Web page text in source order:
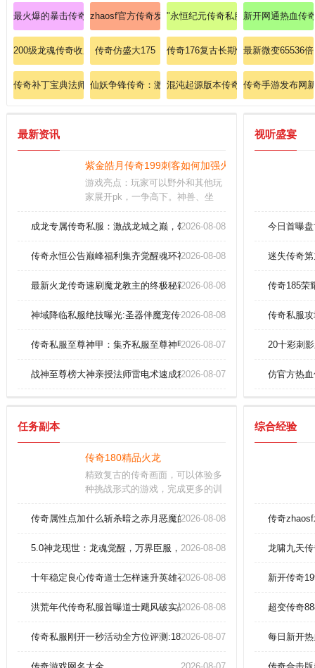
最火爆的暴击传奇sf导航站：全网首发，汇聚传奇巅峰圣地！
zhaosf官方传奇发布网"永恒纪元传奇私服：征战永恒纪元
新开网通热血传
200级龙魂传奇收服幽冥玄龙的独家攻略！
传奇仿盛大175 传奇176复古长期快速思考法师英雄
最新微变65536
传奇补丁宝典法师篇：冰咆哮进阶，冻结天地万物！
仙妖争锋传奇：激战私服中的仙妖终极对决！
混沌起源版本传奇：融合起源之力
传奇手游发布网
最新资讯
紫金皓月传奇199刺客如何加强火焰冰！
游戏亮点：玩家可以野外和其他玩
家展开pk，一争高下。神兽、坐
随玩家一同作战。日常活动丰富多
动副本等待挖掘成就。
成龙专属传奇私服：激战龙城之巅，领悟武道巅峰！
2026-08-08
传奇永恒公告巅峰福利集齐觉醒魂环礼包2026-08-08
最新火龙传奇速刷魔龙教主的终极秘籍！2026-08-08
神域降临私服绝技曝光:圣器伴魔宠传奇版惊现白虎战刃
2026-08-08
传奇私服至尊神甲：集齐私服至尊神甲套装，突破战力极限
2026-08-07
战神至尊榜大神亲授法师雷电术速成秘籍！2026-08-07
视听盛宴
今日首曝
迷失传奇
传奇185荣
传奇私服
20十彩刺
仿官方热
任务副本
传奇180精品火龙
精致复古的传奇画面，可以体验多
种挑战形式的游戏，完成更多的训
法，让你们能够走在一起；每一次
意志的修行，努力提升自己。参加
验，还有轻松的挂机让无法上线时
传奇属性点加什么斩杀暗之赤月恶魔的办法？
2026-08-08
5.0神龙现世：龙魂觉醒，万界臣服，缔造传说新篇章！
2026-08-08
十年稳定良心传奇道士怎样速升英雄召唤神兽！
2026-08-08
洪荒年代传奇私服首曝道士飓风破实战combo！
2026-08-08
传奇私服刚开一秒活动全方位评测:185绿色传奇简便领略法师英雄灵
2026-08-07
综合经验
传奇
龙啸九天
新开传奇
超变传奇
每日新开